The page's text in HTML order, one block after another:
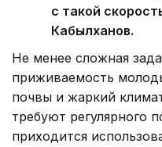
с такой
Кабылханов.
Не менее сложная
приживаемость
почвы и жаркий
требуют регулярного
приходится